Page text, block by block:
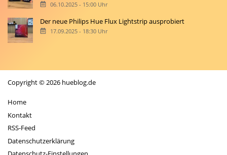
06.10.2025 - 15:00 Uhr
Der neue Philips Hue Flux Lightstrip ausprobiert
17.09.2025 - 18:30 Uhr
Copyright © 2026 hueblog.de
Home
Kontakt
RSS-Feed
Datenschutzerklärung